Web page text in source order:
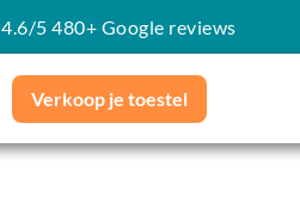
4.6/5 480+ Google reviews
Verkoop je toestel